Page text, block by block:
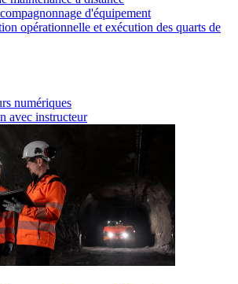
d'équipement
opérationnelle et exécution des quarts de
numériques
avec instructeur